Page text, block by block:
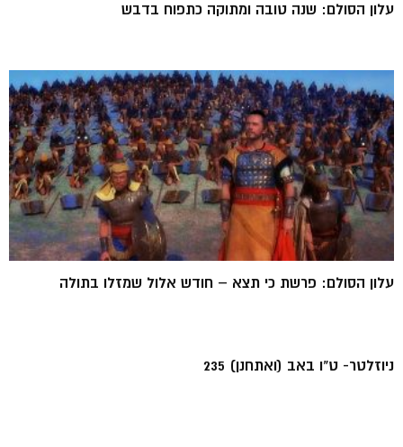
עלון הסולם: שנה טובה ומתוקה כתפוח בדבש
עלון הסולם: פרשת כי תצא – חודש אלול שמזלו בתולה
ניוזלטר- ט"ו באב (ואתחנן) 235